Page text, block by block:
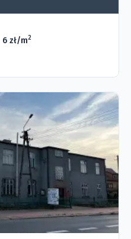
6 zł/m2